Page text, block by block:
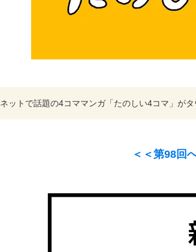
ネットで話題の4コママンガ「たのしい4コマ」が
＜＜第98回